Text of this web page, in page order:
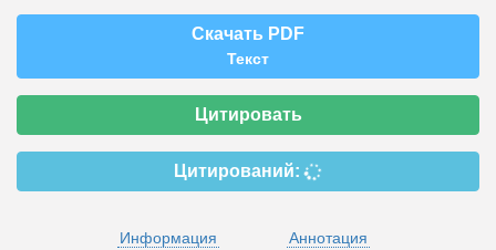
Скачать PDF
Текст
Цитировать
Цитирований:
Информация
Аннотация